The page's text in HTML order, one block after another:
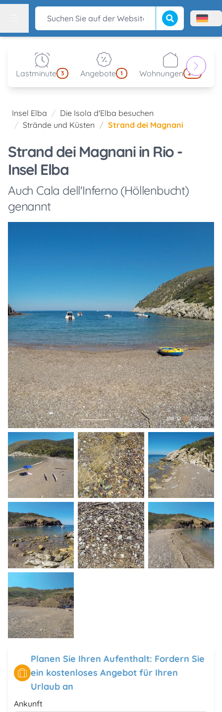
Suchen Sie auf der Website Suche beginnen
Menù
Lastminute 3 Angebote 1 Wohnungen 214
Insel Elba
Die Isola d'Elba besuchen
Strände und Küsten
Strand dei Magnani
Strand dei Magnani in Rio -
Insel Elba
Auch Cala dell'Inferno (Höllenbucht)
genannt
Planen Sie Ihren Aufenthalt: Fordern Sie
ein kostenloses Angebot für Ihren
Urlaub an
Ankunft